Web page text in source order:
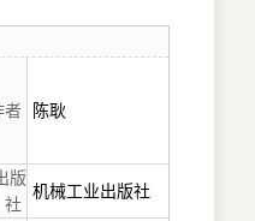
者 陈耿
版
社
机械工业出版社